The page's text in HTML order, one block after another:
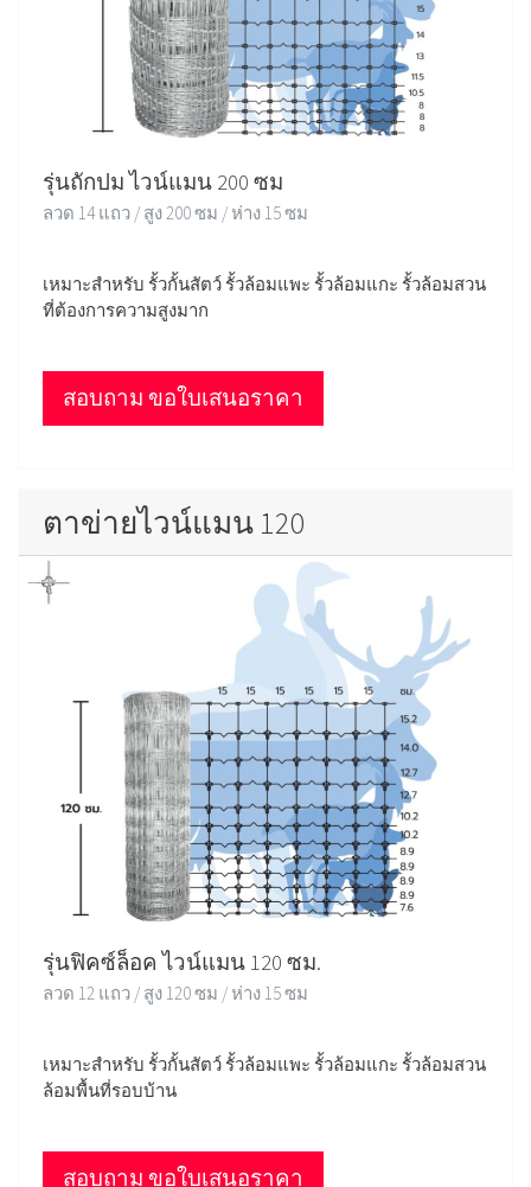
รุ่นถักปม ไวน์แมน 200 ซม
ลวด 14 แถว / สูง 200 ซม / ห่าง 15 ซม
เหมาะสำหรับ รั้วกั้นสัตว์ รั้วล้อมแพะ รั้วล้อมแกะ รั้วล้อมสวน
ที่ต้องการความสูงมาก
สอบถาม ขอใบเสนอราคา
ตาข่ายไวน์แมน 120
รุ่นฟิคซ์ล็อค ไวน์แมน 120 ซม.
ลวด 12 แถว / สูง 120 ซม / ห่าง 15 ซม
เหมาะสำหรับ รั้วกั้นสัตว์ รั้วล้อมแพะ รั้วล้อมแกะ รั้วล้อมสวน
ล้อมพื้นที่รอบบ้าน
สอบถาม ขอใบเสนอราคา